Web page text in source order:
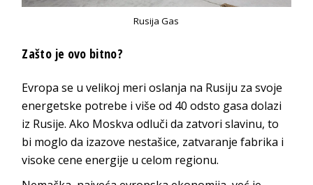
Rusija Gas
Zašto je ovo bitno?
Evropa se u velikoj meri oslanja na Rusiju za svoje
energetske potrebe i više od 40 odsto gasa dolazi
iz Rusije. Ako Moskva odluči da zatvori slavinu, to
bi moglo da izazove nestašice, zatvaranje fabrika i
visoke cene energije u celom regionu.